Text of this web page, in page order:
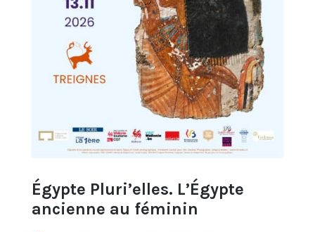
Égypte Pluri’elles. L’Égypte
ancienne au féminin